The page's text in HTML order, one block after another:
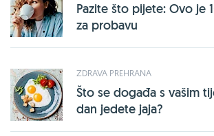
Pazite što pijete: Ovo je
za probavu
ZDRAVA PREHRANA
Što se događa s vašim
dan jedete jaja?